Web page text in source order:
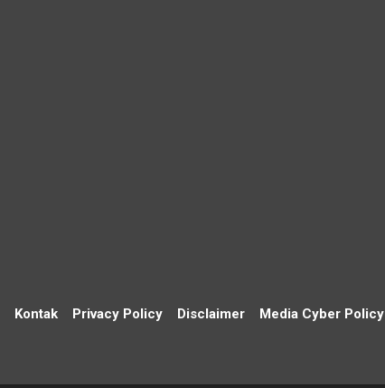
Kontak Privacy Policy Disclaimer Media Cyber Policy